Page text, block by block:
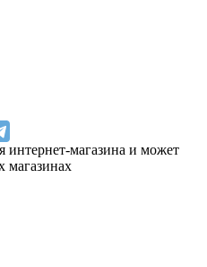
интернет-магазина и может
магазинах